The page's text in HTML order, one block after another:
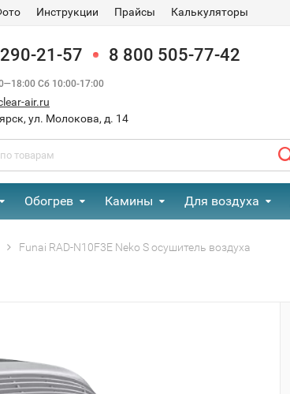
Инструкции Прайсы Калькуляторы
21-57 8 800 505-77-42
Сб 10:00-17:00
air.ru
ул. Молокова, д. 14
Обогрев Камины Для воздуха
Funai RAD-N10F3E Neko S осушитель воздуха